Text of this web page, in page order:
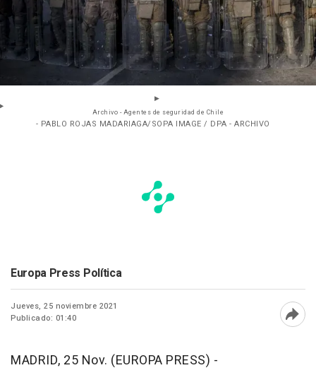
Archivo - Agentes de seguridad de Chile
- PABLO ROJAS MADARIAGA/SOPA IMAGE / DPA - ARCHIVO
Europa Press Política
Jueves, 25 noviembre 2021
Publicado: 01:40
MADRID, 25 Nov. (EUROPA PRESS) -